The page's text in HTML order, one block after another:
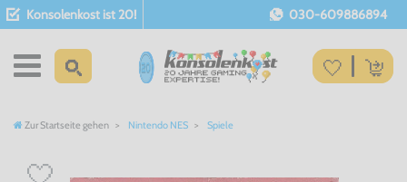
Konsolenkost ist 20! 030-609886894
Zur Startseite gehen Nintendo NES Spiele